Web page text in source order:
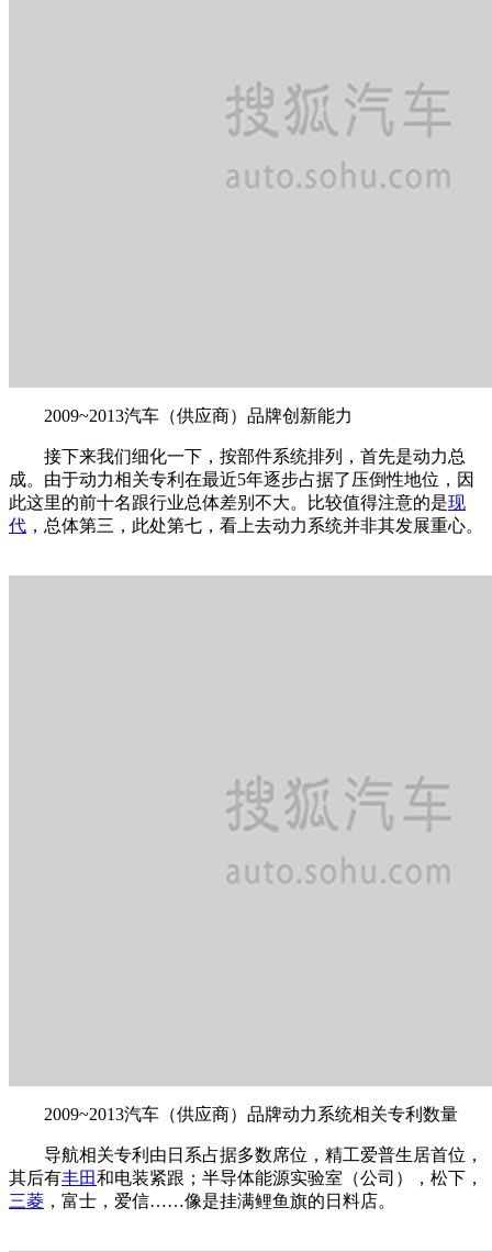
2009~2013汽车（供应商）品牌创新能力
接下来我们细化一下，按部件系统排列，首先是动力总
成。由于动力相关专利在最近5年逐步占据了压倒性地位，因
此这里的前十名跟行业总体差别不大。比较值得注意的是现
代 ，总体第三，此处第七，看上去动力系统并非其发展重心。
2009~2013汽车（供应商）品牌动力系统相关专利数量
导航相关专利由日系占据多数席位，精工爱普生居首位，
其后有丰田和电装紧跟；半导体能源实验室（公司），松下，
三菱 ，富士，爱信……像是挂满鲤鱼旗的日料店。